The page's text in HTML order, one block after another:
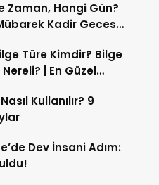
Zaman, Hangi Gün?
Kadir Gecesi
Türe Kimdir? Bilge
| En Güzel
Kullanılır? 9
Dev İnsani Adım: